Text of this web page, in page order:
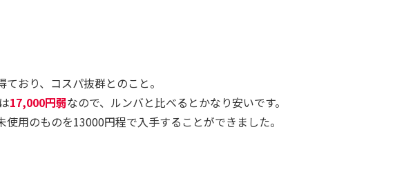
おり、コスパ抜群とのこと。
17,000円弱なので、ルンバと比べるとかなり安いです。
用のものを13000円程で入手することができました。